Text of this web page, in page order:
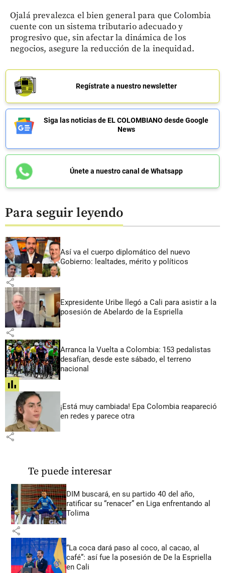
Ojalá prevalezca el bien general para que Colombia
cuente con un sistema tributario adecuado y
progresivo que, sin afectar la dinámica de los
negocios, asegure la reducción de la inequidad.
Regístrate a nuestro newsletter
Siga las noticias de EL COLOMBIANO desde Google
News
Únete a nuestro canal de Whatsapp
Para seguir leyendo
Así va el cuerpo diplomático del nuevo
Gobierno: lealtades, mérito y políticos
share
Expresidente Uribe llegó a Cali para asistir a la
posesión de Abelardo de la Espriella
share
Arranca la Vuelta a Colombia: 153 pedalistas
desafían, desde este sábado, el terreno
nacional
share
¡Está muy cambiada! Epa Colombia reapareció
en redes y parece otra
share
Te puede interesar
DIM buscará, en su partido 40 del año,
ratificar su “renacer” en Liga enfrentando al
Tolima
share
“La coca dará paso al coco, al cacao, al
café”: así fue la posesión de De la Espriella
en Cali